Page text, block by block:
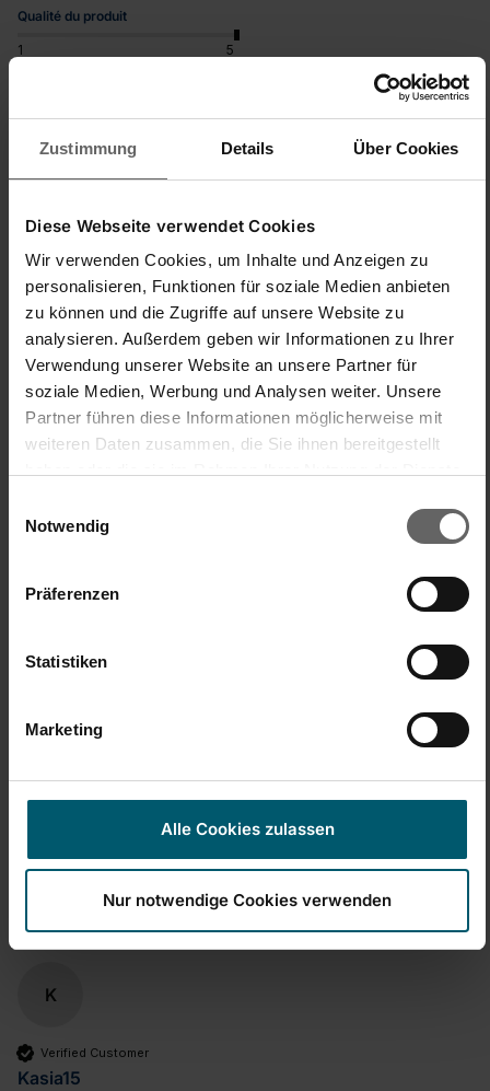
Zustimmung Details Über Cookies
Diese Webseite verwendet Cookies
Wir verwenden Cookies, um Inhalte und Anzeigen zu
personalisieren, Funktionen für soziale Medien anbieten
zu können und die Zugriffe auf unsere Website zu
analysieren. Außerdem geben wir Informationen zu Ihrer
Verwendung unserer Website an unsere Partner für
soziale Medien, Werbung und Analysen weiter. Unsere
Partner führen diese Informationen möglicherweise mit
weiteren Daten zusammen, die Sie ihnen bereitgestellt
Cookies, wenn Sie unsere Webseite weiterhin nutzen.
Notwendig
Präferenzen
Statistiken
Marketing
Alle Cookies zulassen
Nur notwendige Cookies verwenden
Qualité du produit
1 5
Trouvez-vous cet avis utile ? Oui Signaler Partager
A
AniaK
Pojemnik na kawę
odpowiedzialny za obsługę klienta, dostałam odpowiedź,że
il y a 5 ans
K
Verified Customer
Kasia15